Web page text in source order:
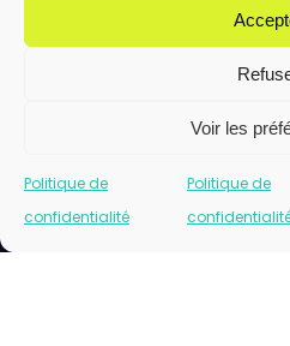
Voir les
Politique de
confidentialité
Politique de